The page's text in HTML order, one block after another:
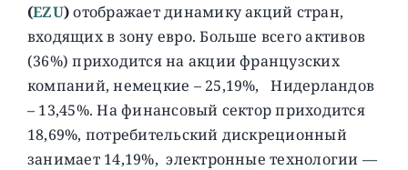
(EZU)отображает динамику акций стран,
входящих в зону евро. Больше всего активов
(36%) приходится на акции французских
компаний, немецкие – 25,19%, Нидерландов
– 13,45%. На финансовый сектор приходится
18,69%, потребительский дискреционный
занимает 14,19%, электронные технологии —